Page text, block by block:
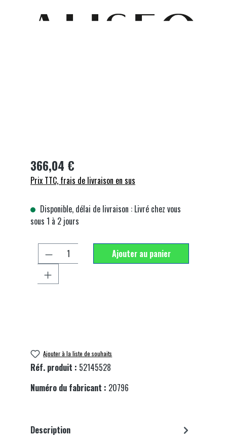
366,04 €
Prix TTC, frais de livraison en sus
Disponible, délai de livraison : Livré chez vous
sous 1 à 2 jours
Quantité de produit : Entrez la quantité
Ajouter au panier
Ajouter à la liste de souhaits
Réf. produit : 52145528
Numéro du fabricant : 20796
Description